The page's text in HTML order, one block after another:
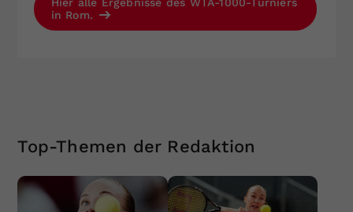
in Rom.
Top-Themen der Redaktion